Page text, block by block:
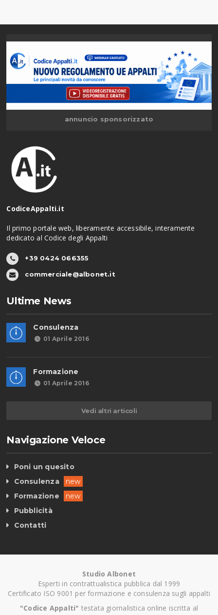
annuncio sponsorizzato
CodiceAppalti.it
Il primo portale web, liberamente accessibile, interamente
dedicato al Codice degli Appalti
+39 0424 066355
commerciale@albonet.it
Ultime News
Consulenza
01 Aprile 2016
Formazione
01 Aprile 2016
Vedi altri articoli
Navigazione Veloce
Poni un quesito
Consulenza
new
Formazione
new
Pubblicità
Contatti
Studio Albonet
Esperti in contrattualistica pubblica dal 1999
Certificato ISO 9001 per formazione e consulenza sugli appalti
"Codice Appalti" testata giornalistica online iscritta al